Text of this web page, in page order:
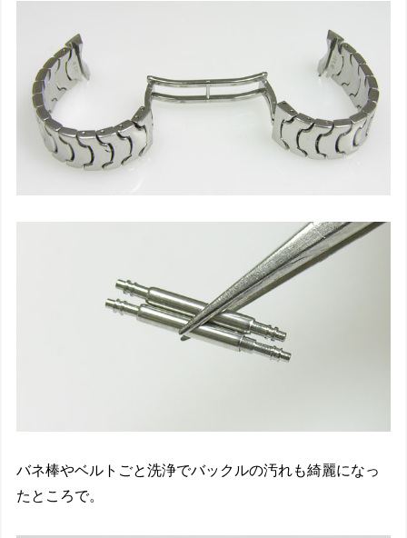
バネ棒やベルトごと洗浄でバックルの汚れも綺麗になっ
たところで。